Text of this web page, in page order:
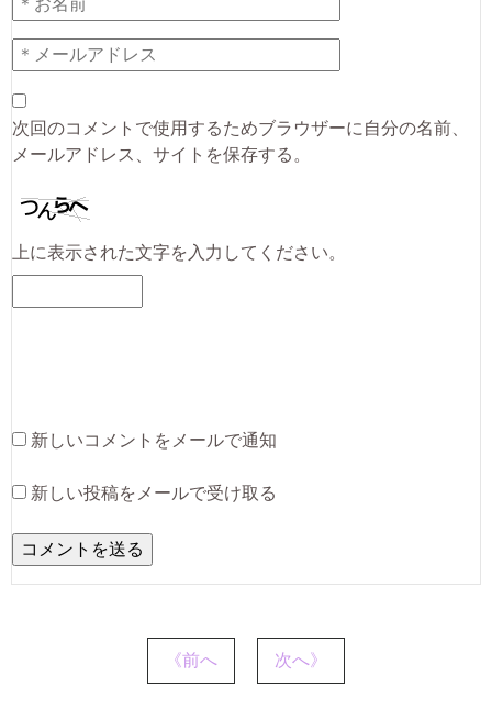
次回のコメントで使用するためブラウザーに自分の名前、
メールアドレス、サイトを保存する。
上に表示された文字を入力してください。
新しいコメントをメールで通知
新しい投稿をメールで受け取る
《前へ 次へ》